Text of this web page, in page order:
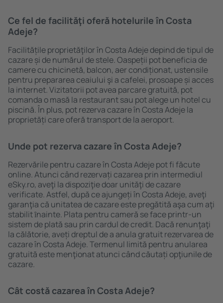
Ce fel de facilităţi oferă hotelurile în Costa
Adeje?
Facilitățile proprietăţilor în Costa Adeje depind de tipul de
cazare și de numărul de stele. Oaspeții pot beneficia de
camere cu chicinetă, balcon, aer condiționat, ustensile
pentru prepararea ceaiului şi a cafelei, prosoape și acces
la internet. Vizitatorii pot avea parcare gratuită, pot
comanda o masă la restaurant sau pot alege un hotel cu
piscină. În plus, pot rezerva cazare în Costa Adeje la
proprietăți care oferă transport de la aeroport.
Unde pot rezerva cazare în Costa Adeje?
Rezervările pentru cazare în Costa Adeje pot fi făcute
online. Atunci când rezervați cazarea prin intermediul
eSky.ro, aveţi la dispoziţie doar unităţi de cazare
verificate. Astfel, după ce ajungeți în Costa Adeje, aveţi
garanţia că unitatea de cazare este pregătită aşa cum aţi
stabilit ȋnainte. Plata pentru cameră se face printr-un
sistem de plată sau prin cardul de credit. Dacă renunţaţi
la călătorie, aveți dreptul de a anula gratuit rezervarea de
cazare în Costa Adeje. Termenul limită pentru anularea
gratuită este menţionat atunci când căutați opţiunile de
cazare.
Cât costă cazarea în Costa Adeje?